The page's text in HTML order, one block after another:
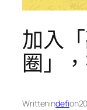
加入
圈」
Writtenindefion